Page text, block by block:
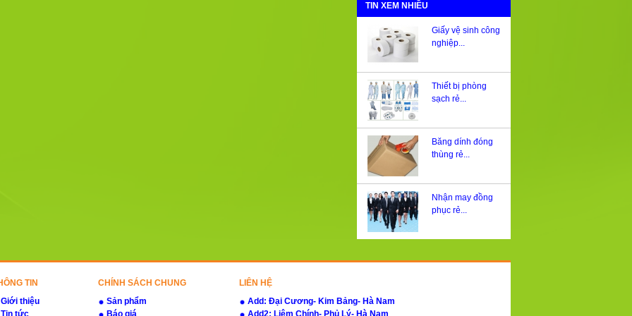
TIN XEM NHIỀU
Giấy vệ sinh công
nghiệp...
Thiết bị phòng
sạch rẻ...
Băng dính đóng
thùng rẻ...
Nhận may đồng
phục rẻ...
TIN
Giới thiệu
Tin tức
CHÍNH SÁCH CHUNG
Sản phẩm
Báo giá
LIÊN HỆ
Add: Đại Cương- Kim Bảng- Hà Nam
Add2: Liêm Chính- Phủ Lý- Hà Nam